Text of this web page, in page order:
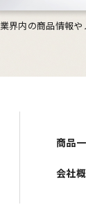
業界内の商品情報
商品
会社